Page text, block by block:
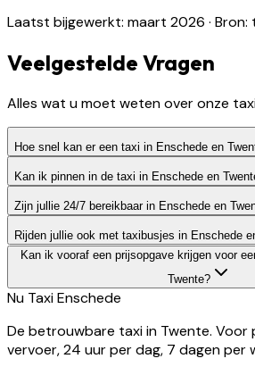
Laatst bijgewerkt: maart 2026 · Bron:
Veelgestelde Vragen
Alles wat u moet weten over onze
Hoe snel kan er een taxi in Enschede en
Kan ik pinnen in de taxi in Enschede en
Zijn jullie 24/7 bereikbaar in Enschede en
Rijden jullie ook met taxibusjes in Enschede
Kan ik vooraf een prijsopgave krijgen voor
Twente?
Nu TaxiEnschede
De betrouwbare taxi in Twente. Voor
vervoer, 24 uur per dag, 7 dagen per